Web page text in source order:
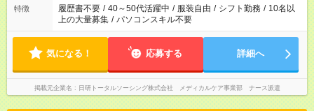
ません
特徴 履歴書不要 / 40～50代活躍中 / 服装自由 / シフト勤務 / 10名以
上の大量募集 / パソコンスキル不要
気になる！ 応募する 詳細へ
掲載元企業名 日研トータルソーシング株式会社 メディカルケア事業部 ナース派遣